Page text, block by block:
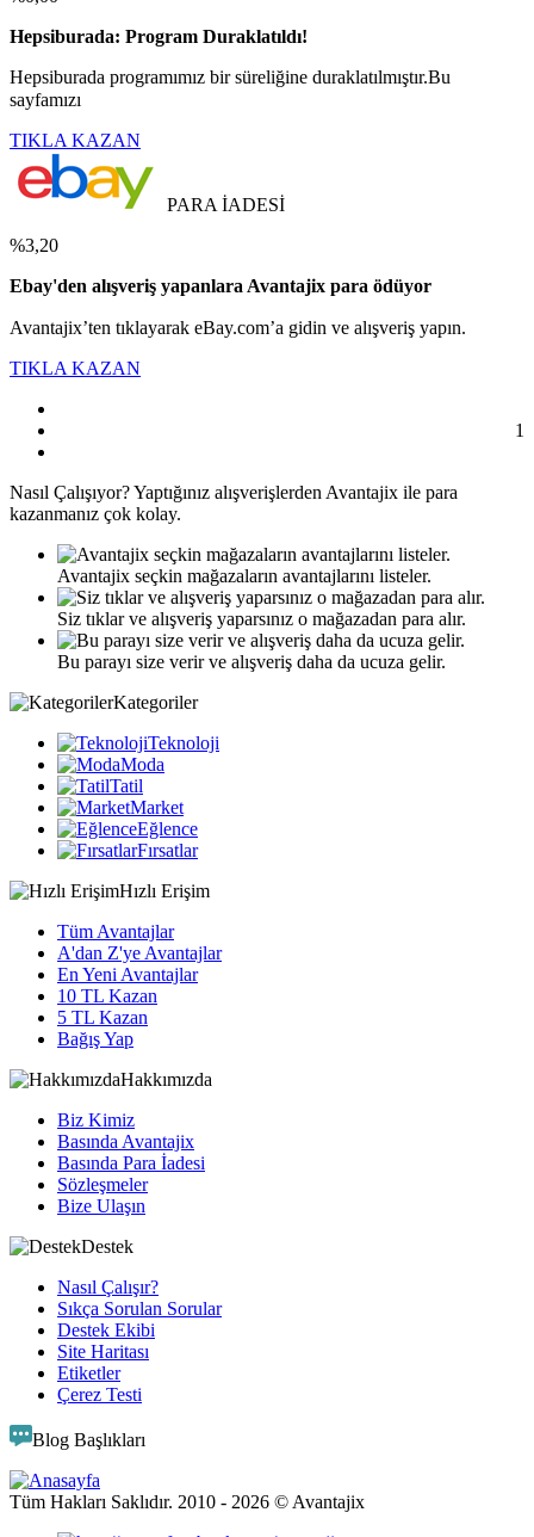
Hepsiburada: Program Duraklatıldı!
Hepsiburada programımız bir süreliğine duraklatılmıştır.Bu
sayfamızı
TIKLA KAZAN
PARA İADESİ
%3,20
Ebay'den alışveriş yapanlara Avantajix para ödüyor
Avantajix’ten tıklayarak eBay.com’a gidin ve alışveriş yapın.
TIKLA KAZAN
1
Nasıl Çalışıyor?Yaptığınız alışverişlerden Avantajix ile para
kazanmanız çok kolay.
Avantajix seçkin mağazaların avantajlarını listeler.
Siz tıklar ve alışveriş yaparsınız o mağazadan para alır.
Bu parayı size verir ve alışveriş daha da ucuza gelir.
Kategoriler
Teknoloji
Moda
Tatil
Market
Eğlence
Fırsatlar
Hızlı Erişim
Tüm Avantajlar
A'dan Z'ye Avantajlar
En Yeni Avantajlar
10 TL Kazan
5 TL Kazan
Bağış Yap
Hakkımızda
Biz Kimiz
Basında Avantajix
Basında Para İadesi
Sözleşmeler
Bize Ulaşın
Destek
Nasıl Çalışır?
Sıkça Sorulan Sorular
Destek Ekibi
Site Haritası
Etiketler
Çerez Testi
Blog Başlıkları
Tüm Hakları Saklıdır. 2010 - 2026 © Avantajix